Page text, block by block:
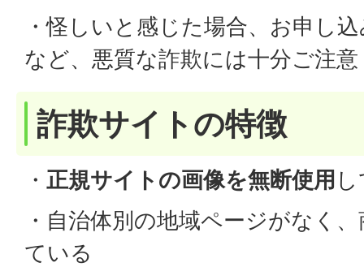
・怪しいと感じた場合、お申し
など、悪質な詐欺には十分ご注
詐欺サイトの特徴
・ 正規サイトの画像を無断使用
・自治体別の地域ページがなく
ている